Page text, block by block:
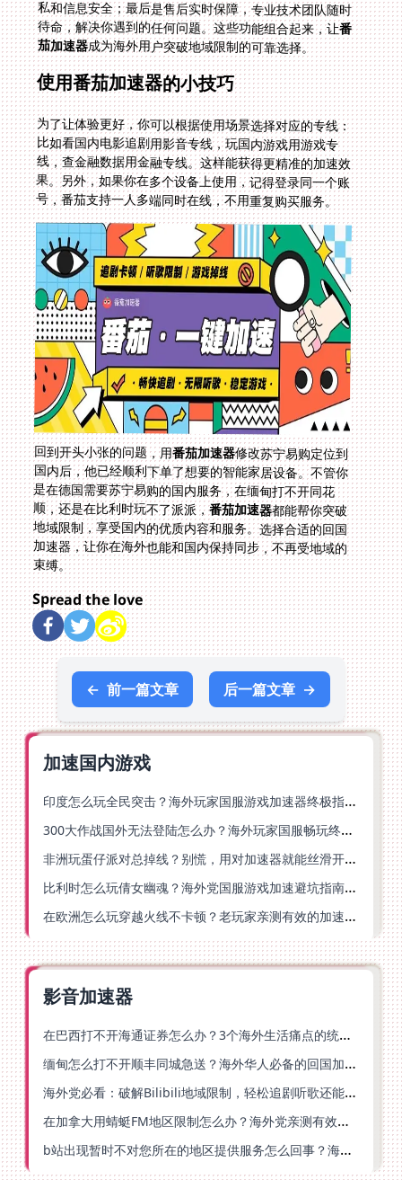
待命，解决你遇到的任何问题。这些功能组合起来，让番
茄加速器成为海外用户突破地域限制的可靠选择。
使用番茄加速器的小技巧
为了让体验更好，你可以根据使用场景选择对应的专线：
比如看国内电影追剧用影音专线，玩国内游戏用游戏专
线，查金融数据用金融专线。这样能获得更精准的加速效
果。另外，如果你在多个设备上使用，记得登录同一个账
号，番茄支持一人多端同时在线，不用重复购买服务。
回到开头小张的问题，用番茄加速器修改苏宁易购定位到
国内后，他已经顺利下单了想要的智能家居设备。不管你
是在德国需要苏宁易购的国内服务，在缅甸打不开同花
顺，还是在比利时玩不了派派，番茄加速器都能帮你突破
地域限制，享受国内的优质内容和服务。选择合适的回国
加速器，让你在海外也能和国内保持同步，不再受地域的
束缚。
Spread the love
← 前一篇文章 后一篇文章 →
加速国内游戏
印度怎么玩全民突击？海外玩家国服游戏加速器终极指南（附原神延迟优化+精灵之境加速器选择）
300大作战国外无法登陆怎么办？海外玩家国服畅玩终极指南（附实测推荐）
非洲玩蛋仔派对总掉线？别慌，用对加速器就能丝滑开跑！
比利时怎么玩倩女幽魂？海外党国服游戏加速避坑指南（附实测推荐）
在欧洲怎么玩穿越火线不卡顿？老玩家亲测有效的加速器选择指南
影音加速器
在巴西打不开海通证券怎么办？3个海外生活痛点的统一解决方案
缅甸怎么打不开顺丰同城急送？海外华人必备的回国加速指南（附B站会员游戏解决方案）
海外党必看：破解Bilibili地域限制，轻松追剧听歌还能流畅理财的实用指南
在加拿大用蜻蜓FM地区限制怎么办？海外党亲测有效的回国加速方案
b站出现暂时不对您所在的地区提供服务怎么回事？海外党亲测有效的回国加速方案